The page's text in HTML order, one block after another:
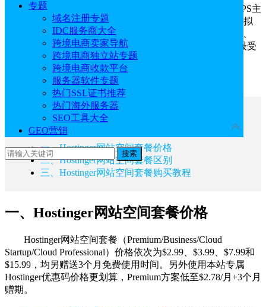
专题
域名注册专题
IDC服务商大全
跨境电商卖家导航
跨境电商独立站专题
跨境电商收款平台
服务器软件专题
热门SSL证书推荐
热门海外服务器
SEO工具大全
GEO营销
搜索
Hostinger提供WordPress主机、虚拟主机、云主机和VPS主
机等，其中最常被称为“网站空间”的有WordPress主机和虚拟
主机。两者方案区别不大，分别细分为Premium、Business、
Cloud Startup和Cloud Professional套餐，其中Business套餐最受
Hostinger官网：点击访问
文章目录
一、Hostinger网站空间套餐价格
二、Hostinger网站空间套餐区别
三、Hostinger网站空间套餐购买教程
一、Hostinger网站空间套餐价格
Hostinger网站空间套餐（Premium/Business/Cloud
Startup/Cloud Professional）价格依次为$2.99、$3.99、$7.99和
$15.99，均另赠送3个月免费使用时间。另外使用本站专属
Hostinger优惠码价格更划算，Premium方案低至$2.78/月+3个月
赠期。